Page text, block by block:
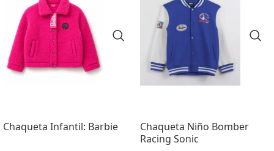
Chaqueta Infantil: Barbie
Chaqueta Niño Bomber
Racing Sonic